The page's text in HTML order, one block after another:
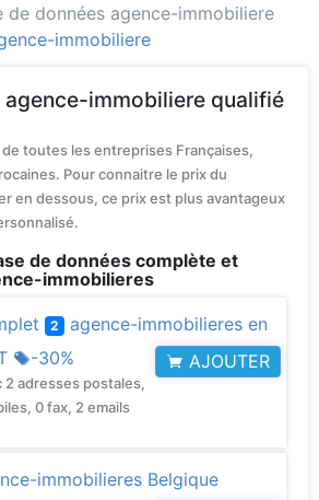
de données agence-immobiliere
immobiliere
agence-immobiliere qualifié
toutes les entreprises Françaises,
Pour connaitre le prix du
en dessous, ce prix est plus avantageux
de données complète et
immobilieres
2 agence-immobilieres en
-30% AJOUTER
postales,
0 fax, 2 emails
immobilieres Belgique